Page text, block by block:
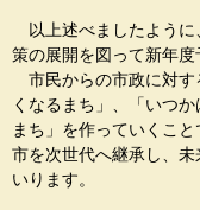
以上述べましたように
策の展開を図って新年度
市民からの市政に対す
くなるまち」、「いつ
まち」を作っていくこ
市を次世代へ継承し、
いります。